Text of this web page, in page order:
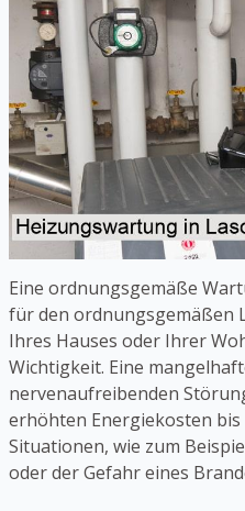
Eine ordnungsgemäße
für den ordnungsgemäßen
Ihres Hauses oder Ihrer
Wichtigkeit. Eine
nervenaufreibenden
erhöhten Energiekosten
Situationen, wie zum
oder der Gefahr eines